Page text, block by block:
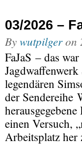
03/2026 –
Bywutpilgeron
FaJaS – das
legendären
der Sendereihe
einen Versuch,
Arbeitsplatz